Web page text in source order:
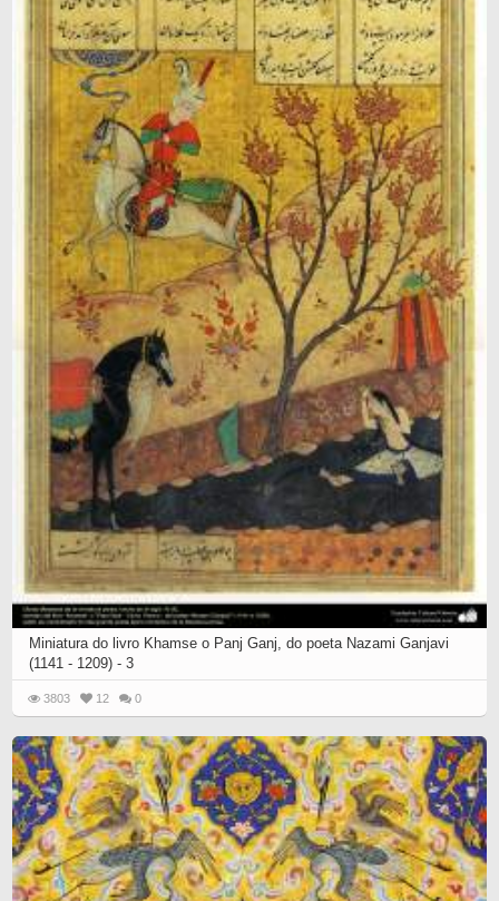
Miniatura do livro Khamse o Panj Ganj, do poeta Nazami Ganjavi
(1141 - 1209) - 3
3803 12 0